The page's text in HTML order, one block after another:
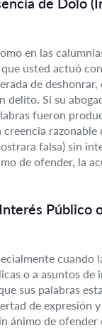
en las
usted actuó
de deshonrar,
delito. Si su
fueron
razonable
falsa) sin
de ofender, la
Público
cuando
o a asuntos de
sus palabras
de expresión
ánimo de ofender